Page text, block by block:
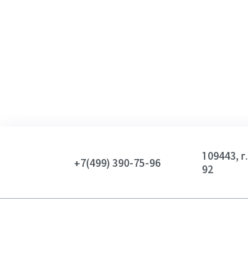
+7(499) 390-75-96
109443,
92